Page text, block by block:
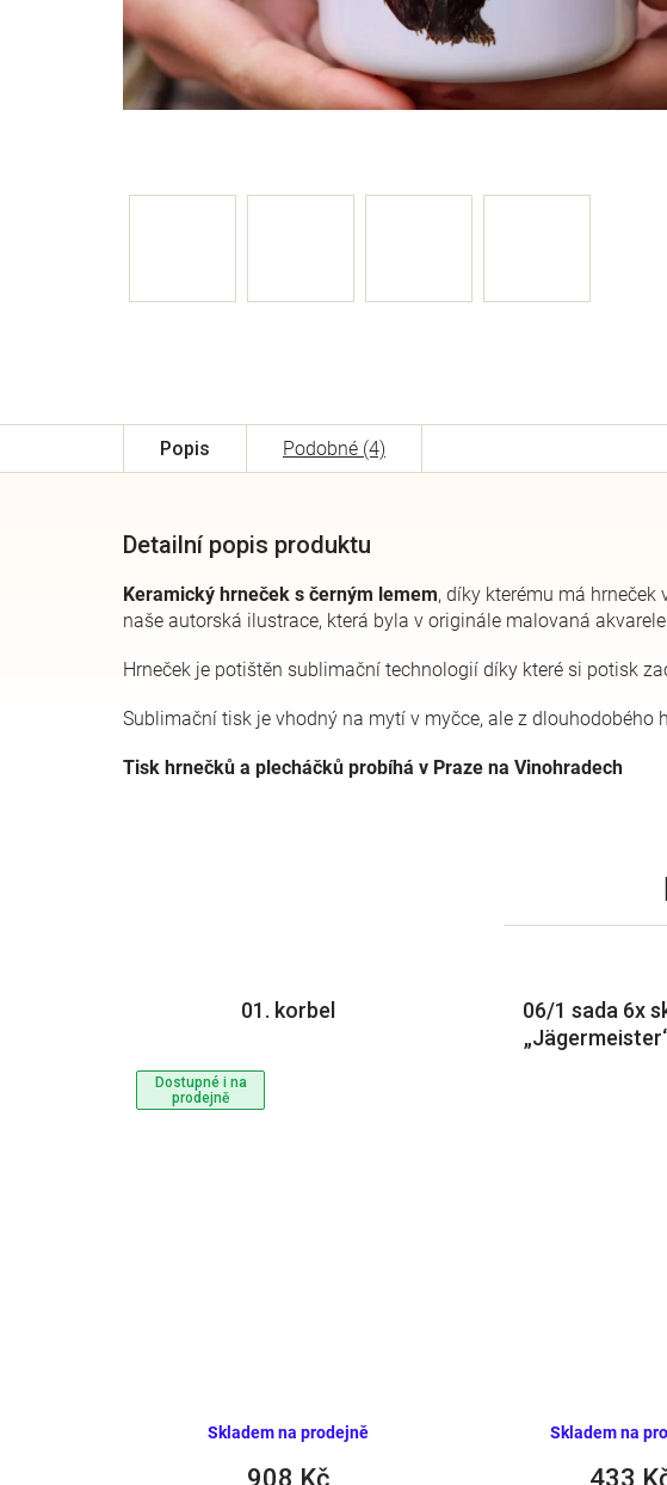
Popis Podobné (4)
Detailní popis produktu
Keramický hrneček s černým lemem, díky kterému má
naše autorská ilustrace, která byla v originále malovaná
Hrneček je potištěn sublimační technologií díky které si potisk
Sublimační tisk je vhodný na mytí v myčce, ale z dlouhodobého
Tisk hrnečků a plecháčků probíhá v Praze na Vinohradech
Dostupné i na
prodejně
01. korbel
Skladem na prodejně
908 Kč
06/1 sada 6x
Skladem na
433